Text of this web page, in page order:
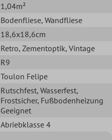
1,04m²
Bodenfliese, Wandfliese
18,6x18,6cm
Retro, Zementoptik, Vintage
R9
Toulon Felipe
Rutschfest, Wasserfest,
Frostsicher, Fußbodenheizung
Geeignet
Abriebklasse 4